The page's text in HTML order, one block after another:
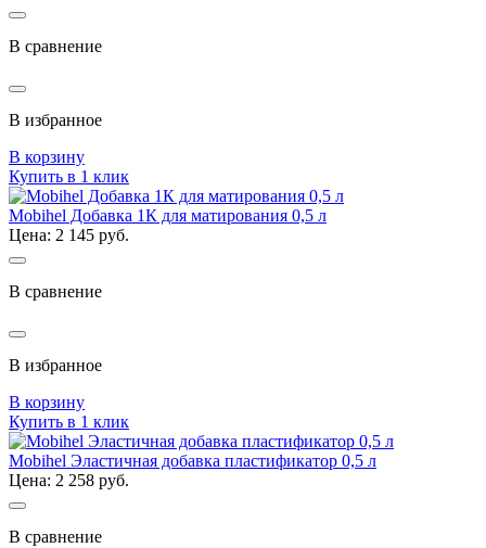
В сравнение
В избранное
В корзину
Купить в 1 клик
Mobihel Добавка 1К для матирования 0,5 л
Цена: 2 145 руб.
В сравнение
В избранное
В корзину
Купить в 1 клик
Mobihel Эластичная добавка пластификатор 0,5 л
Цена: 2 258 руб.
В сравнение